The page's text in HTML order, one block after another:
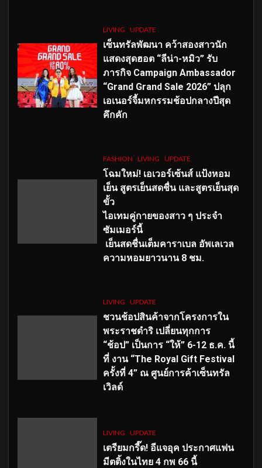
LIVING UPDATE
เซ็นทรัลพัฒนา คว้าสองสาวนัก
แสดงสุดฮอต “ลีน่า-หมิว” รับ
ภารกิจ Campaign Ambassador
“Grand Grand Sale 2026” ปลุก
เอเนอร์จี้มหกรรมช้อปกลางปีสุด
คึกคัก
FASHION LIVING UPDATE
โฉมใหม่! เอเวอร์เซ้นส์ แป้งหอม
เย็น สูตรเย็นสดชื่น และสูตรเย็นสุด
ขั้ว
ไอเทมคู่กายของสาว ๆ ประจำ
ซัมเมอร์นี้
เย็นสดชื่นเต็มคาราเบล อัพเลเวล
ความหอมยาวนาน 8 ชม.
LIVING UPDATE
ชวนช้อปสินค้าจากโครงการใน
พระราชดำริ เปลี่ยนทุกการ
“ช้อป” เป็นการ “ให้” 6-12 ธ.ค. นี้
ที่ งาน “The Royal Gift Festival
ครั้งที่ 4” ณ ศูนย์การค้าเซ็นทรัล
เวิลด์
LIVING UPDATE
เตรียมกรี๊ด! อีแจอุค ประกาศแฟน
มีตติ้งในไทย 4 กพ 66 นี้